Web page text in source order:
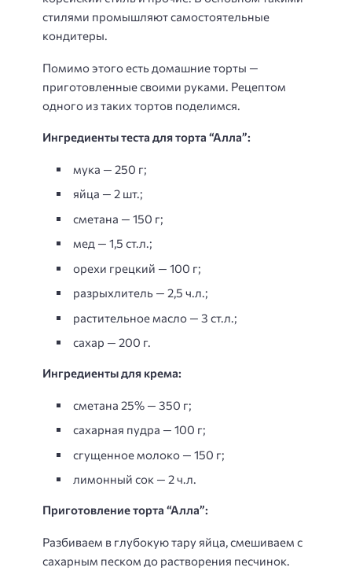
стилями промышляют самостоятельные
кондитеры.
Помимо этого есть домашние торты —
приготовленные своими руками. Рецептом
одного из таких тортов поделимся.
Ингредиенты теста для торта “Алла”:
мука — 250 г;
яйца — 2 шт.;
сметана — 150 г;
мед — 1,5 ст.л.;
орехи грецкий — 100 г;
разрыхлитель — 2,5 ч.л.;
растительное масло — 3 ст.л.;
сахар — 200 г.
Ингредиенты для крема:
сметана 25% — 350 г;
сахарная пудра — 100 г;
сгущенное молоко — 150 г;
лимонный сок — 2 ч.л.
Приготовление торта “Алла”:
Разбиваем в глубокую тару яйца, смешиваем с
сахарным песком до растворения песчинок.